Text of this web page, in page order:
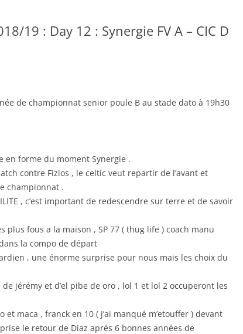
19 : Day 12 : Synergie FV A – CIC D
de championnat senior poule B au stade dato à 19h30
en forme du moment Synergie .
contre Fizios , le celtic veut repartir de l’avant et
championnat .
, c’est important de redescendre sur terre et de savoir
plus fous a la maison , SP 77 ( thug life ) coach manu
la compo de départ
, une énorme surprise pour nous mais les choix du
jérémy et d’el pibe de oro , lol 1 et lol 2 occuperont les
et maca , franck en 10 ( j’ai manqué m’etouffer ) devant
le retour de Diaz aprés 6 bonnes années de